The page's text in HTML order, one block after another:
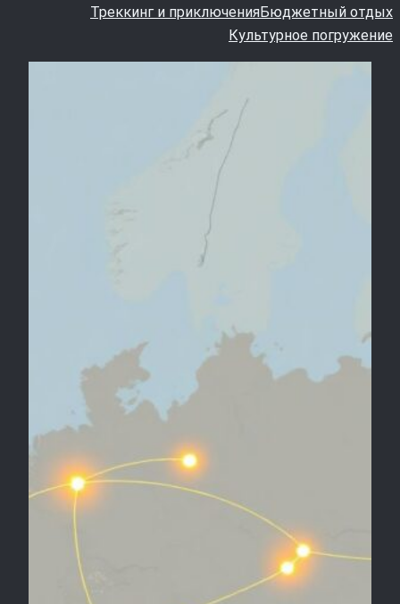
Треккинг и приключенияБюджетный отдых
Культурное погружение